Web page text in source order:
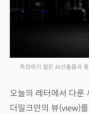
측정하기 힘든 AI산출물과
오늘의 레터에서 다룬
더밀크만의 뷰(view)